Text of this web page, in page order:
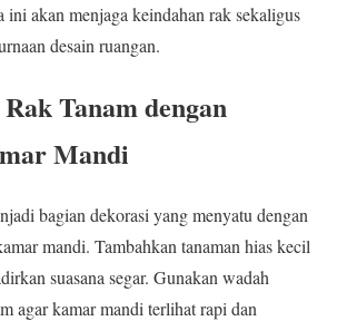
ini akan menjaga keindahan rak sekaligus
desain ruangan.
Tanam dengan
Mandi
bagian dekorasi yang menyatu dengan
mandi. Tambahkan tanaman hias kecil
suasana segar. Gunakan wadah
agar kamar mandi terlihat rapi dan